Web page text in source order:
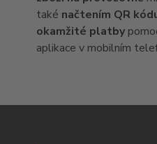
také načtením QR
okamžité platby
aplikace v mobilním